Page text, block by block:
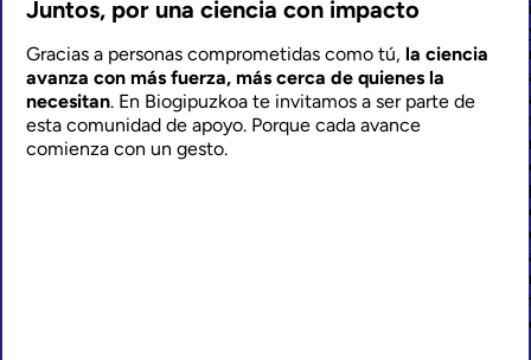
Juntos, por una ciencia con impacto
Gracias a personas comprometidas como tú, la ciencia
avanza con más fuerza, más cerca de quienes la
necesitan. En Biogipuzkoa te invitamos a ser parte de
esta comunidad de apoyo. Porque cada avance
comienza con un gesto.